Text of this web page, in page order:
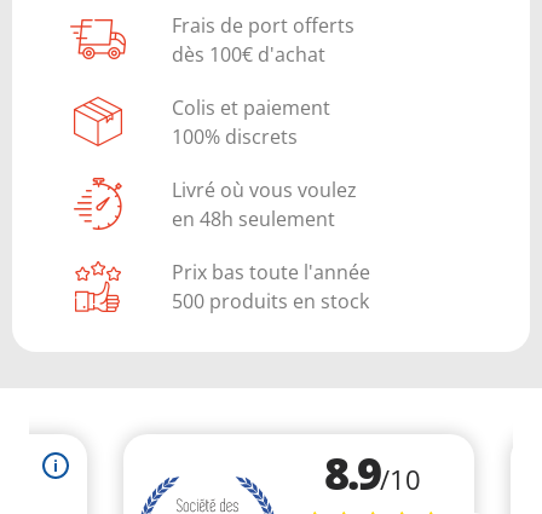
Frais de port offerts
dès 100€ d'achat
Colis et paiement
100% discrets
Livré où vous voulez
en 48h seulement
Prix bas toute l'année
500 produits en stock